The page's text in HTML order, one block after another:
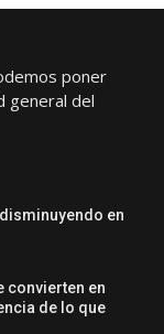
poner
general del
en
convierten en
de lo que